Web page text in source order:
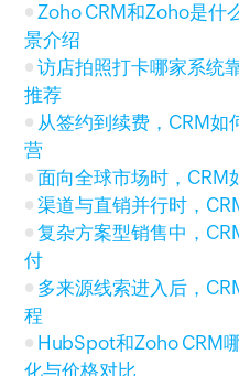
Zoho CRM和Zoho是什
景介绍
访店拍照打卡哪家系统
推荐
从签约到续费，CRM如
营
面向全球市场时，CRM
渠道与直销并行时，
复杂方案型销售中，
付
多来源线索进入后，
程
HubSpot和Zoho CRM
化与价格对比